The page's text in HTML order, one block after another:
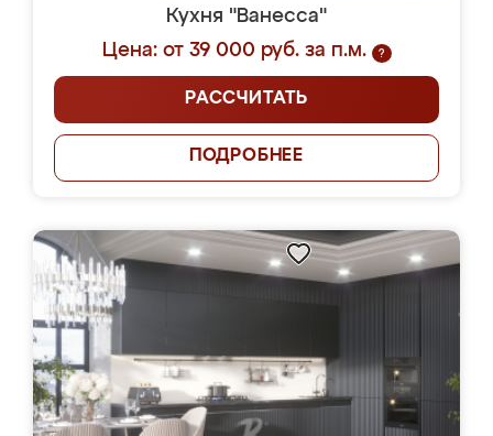
Кухня "Ванесса"
Цена: от 39 000 руб. за п.м.
?
РАССЧИТАТЬ
ПОДРОБНЕЕ